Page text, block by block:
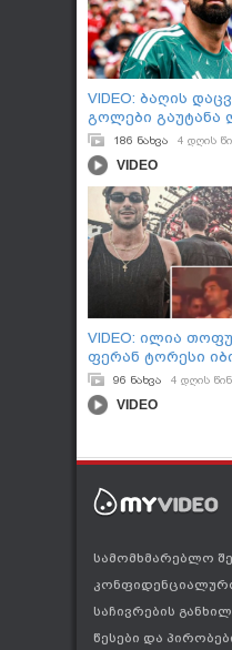
VIDEO: ბაღის
გოლები გაუტანა
მამარდას
186 ნახვა 4 დღის
VIDEO
VIDEO: ილია
ფერან ტორესი
ისვენებენ
96 ნახვა 4 დღის წინ
VIDEO
სამომხმარებლო
საჩივრების
წესები და